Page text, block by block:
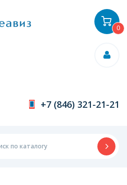
+7 (846) 321-21-21
0